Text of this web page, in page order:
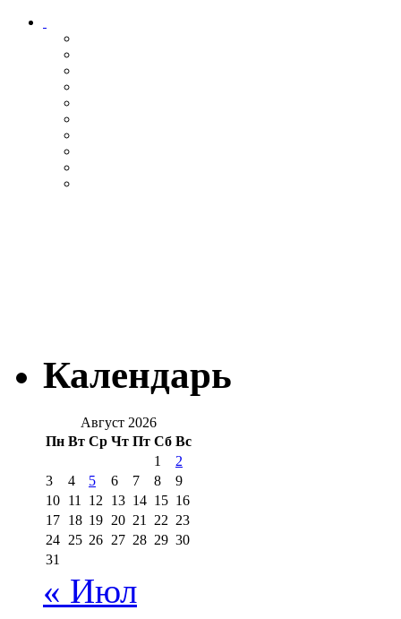
Календарь
Август 2026
Пн Вт Ср Чт Пт Сб Вс
1
2
3
4 5 6 7 8
9
10 11 12 13 14 15 16
17 18 19 20 21 22 23
24 25 26 27 28 29 30
31
« Июл